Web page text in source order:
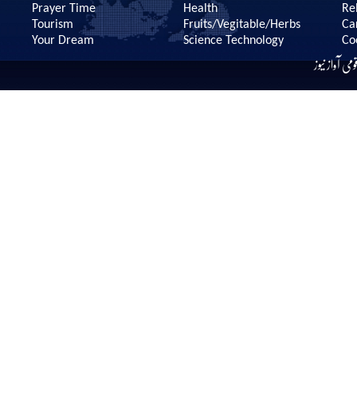
Prayer Time
Tourism
Your Dream
Health
Fruits/Vegitable/Herbs
Science Technology